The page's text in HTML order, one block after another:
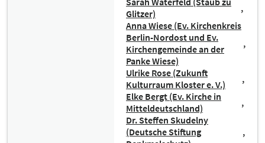
Glitzer)
Anna Wiese (Ev. Kirchenkreis
Berlin-Nordost und Ev.
Kirchengemeinde an der
Panke Wiese)
Ulrike Rose (Zukunft
Kulturraum Kloster e. V.)
Elke Bergt (Ev. Kirche in
Mitteldeutschland)
Dr. Steffen Skudelny
(Deutsche Stiftung